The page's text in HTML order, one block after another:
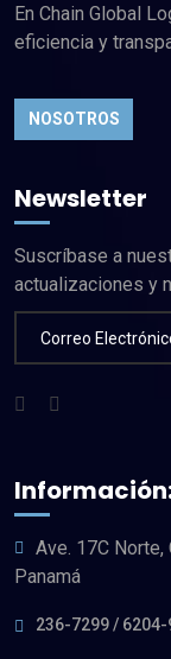
En Chain Global
eficiencia y
NOSOTROS
Newsletter
Suscríbase a
actualizaciones y
Ave. 17C Norte,
Panamá
236-7299 / 6204-